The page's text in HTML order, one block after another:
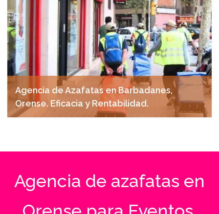
Agencia de Azafatas en Barbadanes,
Orense. Eficacia y Rentabilidad.
Agencia de azafatas en